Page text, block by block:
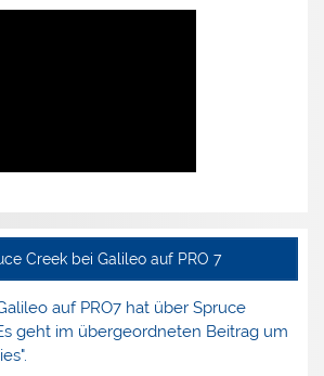
Creek bei Galileo auf PRO 7
auf PRO7 hat über Spruce
geht im übergeordneten Beitrag um